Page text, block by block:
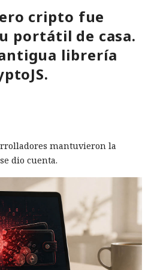
cripto fue
portátil de casa.
librería
mantuvieron la
dio cuenta.